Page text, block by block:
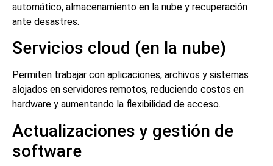
automático, almacenamiento en la nube y recuperación
ante desastres.
Servicios cloud (en la nube)
Permiten trabajar con aplicaciones, archivos y sistemas
alojados en servidores remotos, reduciendo costos en
hardware y aumentando la flexibilidad de acceso.
Actualizaciones y gestión de
software